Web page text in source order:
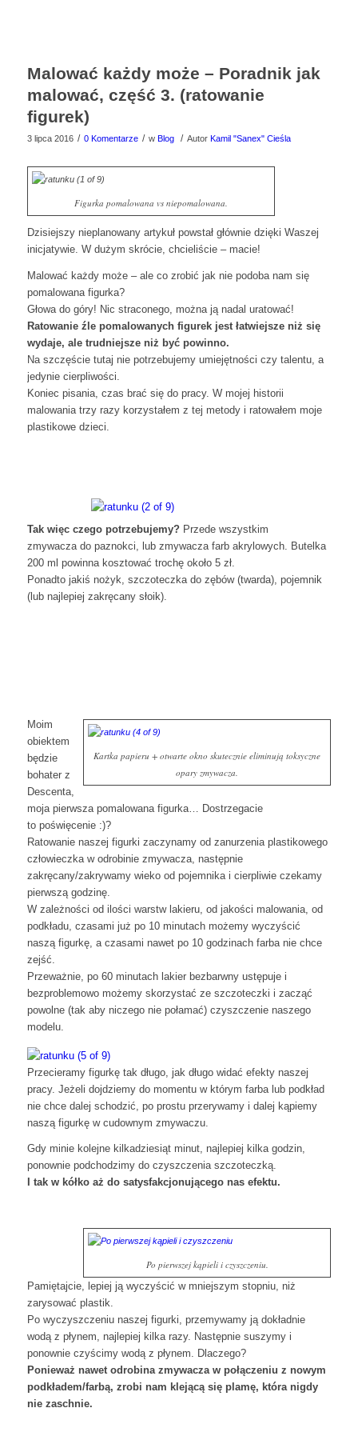
Malować każdy może – Poradnik jak
malować, część 3. (ratowanie
figurek)
3 lipca 2016 / 0 Komentarze / w Blog / Autor Kamil "Sanex" Cieśla
Figurka pomalowana vs niepomalowana.
Dzisiejszy nieplanowany artykuł powstał głównie dzięki Waszej
inicjatywie. W dużym skrócie, chcieliście – macie!
Malować każdy może – ale co zrobić jak nie podoba nam się
pomalowana figurka?
Głowa do góry! Nic straconego, można ją nadal uratować!
Ratowanie źle pomalowanych figurek jest łatwiejsze niż się
wydaje, ale trudniejsze niż być powinno.
Na szczęście tutaj nie potrzebujemy umiejętności czy talentu, a
jedynie cierpliwości.
Koniec pisania, czas brać się do pracy. W mojej historii
malowania trzy razy korzystałem z tej metody i ratowałem moje
plastikowe dzieci.
Tak więc czego potrzebujemy? Przede wszystkim
zmywacza do paznokci, lub zmywacza farb akrylowych. Butelka
200 ml powinna kosztować trochę około 5 zł.
Ponadto jakiś nożyk, szczoteczka do zębów (twarda), pojemnik
(lub najlepiej zakręcany słoik).
Kartka papieru + otwarte okno skutecznie eliminują toksyczne
opary zmywacza.
Moim
obiektem
będzie
bohater z
Descenta,
moja pierwsza pomalowana figurka… Dostrzegacie
to poświęcenie :)?
Ratowanie naszej figurki zaczynamy od zanurzenia plastikowego
człowieczka w odrobinie zmywacza, następnie
zakręcany/zakrywamy wieko od pojemnika i cierpliwie czekamy
pierwszą godzinę.
W zależności od ilości warstw lakieru, od jakości malowania, od
podkładu, czasami już po 10 minutach możemy wyczyścić
naszą figurkę, a czasami nawet po 10 godzinach farba nie chce
zejść.
Przeważnie, po 60 minutach lakier bezbarwny ustępuje i
bezproblemowo możemy skorzystać ze szczoteczki i zacząć
powolne (tak aby niczego nie połamać) czyszczenie naszego
modelu.
Przecieramy figurkę tak długo, jak długo widać efekty naszej
pracy. Jeżeli dojdziemy do momentu w którym farba lub podkład
nie chce dalej schodzić, po prostu przerywamy i dalej kąpiemy
naszą figurkę w cudownym zmywaczu.
Gdy minie kolejne kilkadziesiąt minut, najlepiej kilka godzin,
ponownie podchodzimy do czyszczenia szczoteczką.
I tak w kółko aż do satysfakcjonującego nas efektu.
Po pierwszej kąpieli i czyszczeniu.
Pamiętajcie, lepiej ją wyczyścić w mniejszym stopniu, niż
zarysować plastik.
Po wyczyszczeniu naszej figurki, przemywamy ją dokładnie
wodą z płynem, najlepiej kilka razy. Następnie suszymy i
ponownie czyścimy wodą z płynem. Dlaczego?
Ponieważ nawet odrobina zmywacza w połączeniu z nowym
podkładem/farbą, zrobi nam klejącą się plamę, która nigdy
nie zaschnie.